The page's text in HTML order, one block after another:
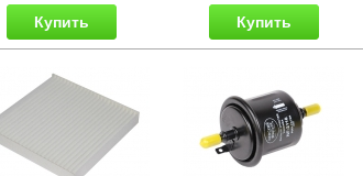
Купить Купить